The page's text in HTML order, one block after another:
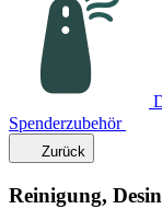
Spenderzubehör
Zurück
Reinigung,